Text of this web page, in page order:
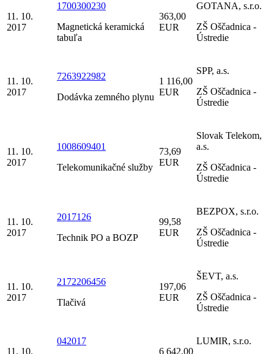
11. 10.
2017
1700300230
Magnetická keramická
tabuľa
363,00
EUR
GOTANA, s.r.o.
ZŠ Oščadnica -
Ústredie
11. 10.
2017
7263922982
Dodávka zemného plynu
1 116,00
EUR
SPP, a.s.
ZŠ Oščadnica -
Ústredie
11. 10.
2017
1008609401
Telekomunikačné služby
73,69
EUR
Slovak Telekom,
a.s.
ZŠ Oščadnica -
Ústredie
11. 10.
2017
2017126
Technik PO a BOZP
99,58
EUR
BEZPOX, s.r.o.
ZŠ Oščadnica -
Ústredie
11. 10.
2017
2172206456
Tlačivá
197,06
EUR
ŠEVT, a.s.
ZŠ Oščadnica -
Ústredie
11. 10.
042017
6 642,00
LUMIR, s.r.o.